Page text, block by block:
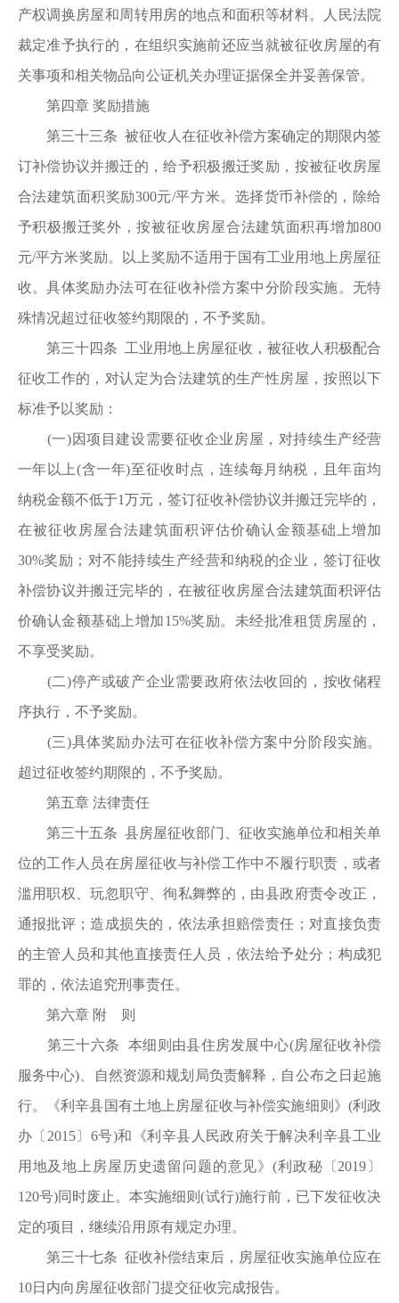
产权调换房屋和周转用房的地点和面积等材料。人民法院
裁定准予执行的，在组织实施前还应当就被征收房屋的有
关事项和相关物品向公证机关办理证据保全并妥善保管。
第四章 奖励措施
第三十三条 被征收人在征收补偿方案确定的期限内签
订补偿协议并搬迁的，给予积极搬迁奖励，按被征收房屋
合法建筑面积奖励300元/平方米。选择货币补偿的，除给
予积极搬迁奖外，按被征收房屋合法建筑面积再增加800
元/平方米奖励。以上奖励不适用于国有工业用地上房屋征
收。具体奖励办法可在征收补偿方案中分阶段实施。无特
殊情况超过征收签约期限的，不予奖励。
第三十四条 工业用地上房屋征收，被征收人积极配合
征收工作的，对认定为合法建筑的生产性房屋，按照以下
标准予以奖励：
(一)因项目建设需要征收企业房屋，对持续生产经营
一年以上(含一年)至征收时点，连续每月纳税，且年亩均
纳税金额不低于1万元，签订征收补偿协议并搬迁完毕的，
在被征收房屋合法建筑面积评估价确认金额基础上增加
30%奖励；对不能持续生产经营和纳税的企业，签订征收
补偿协议并搬迁完毕的，在被征收房屋合法建筑面积评估
价确认金额基础上增加15%奖励。未经批准租赁房屋的，
不享受奖励。
(二)停产或破产企业需要政府依法收回的，按收储程
序执行，不予奖励。
(三)具体奖励办法可在征收补偿方案中分阶段实施。
超过征收签约期限的，不予奖励。
第五章 法律责任
第三十五条 县房屋征收部门、征收实施单位和相关单
位的工作人员在房屋征收与补偿工作中不履行职责，或者
滥用职权、玩忽职守、徇私舞弊的，由县政府责令改正，
通报批评；造成损失的，依法承担赔偿责任；对直接负责
的主管人员和其他直接责任人员，依法给予处分；构成犯
罪的，依法追究刑事责任。
第六章 附 则
第三十六条 本细则由县住房发展中心(房屋征收补偿
服务中心)、自然资源和规划局负责解释，自公布之日起施
行。《利辛县国有土地上房屋征收与补偿实施细则》(利政
办〔2015〕6号)和《利辛县人民政府关于解决利辛县工业
用地及地上房屋历史遗留问题的意见》(利政秘〔2019〕
120号)同时废止。本实施细则(试行)施行前，已下发征收决
定的项目，继续沿用原有规定办理。
第三十七条 征收补偿结束后，房屋征收实施单位应在
10日内向房屋征收部门提交征收完成报告。